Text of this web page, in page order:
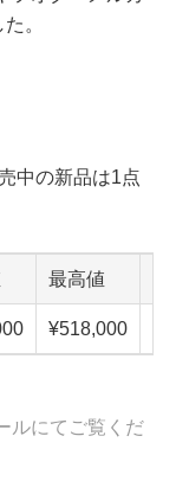
。
中の新品は1点
最高値
¥518,000
ルにてご覧くだ